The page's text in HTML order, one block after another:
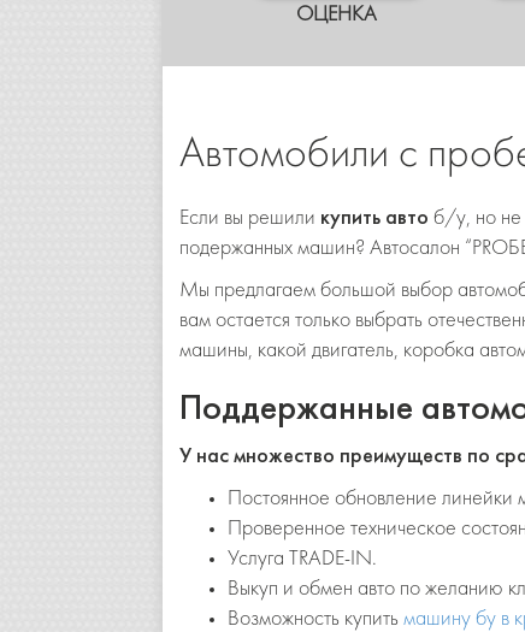
ОЦЕНКА
Автомобили с
Если вы решили купить авто б/у, но не
подержанных машин? Автосалон
Мы предлагаем большой выбор
вам остается только выбрать
машины, какой двигатель, коробка
Поддержанные
У нас множество преимуществ по
Постоянное обновление линейки
Проверенное техническое
Услуга TRADE-IN.
Выкуп и обмен авто по желанию
Возможность купить машину бу в